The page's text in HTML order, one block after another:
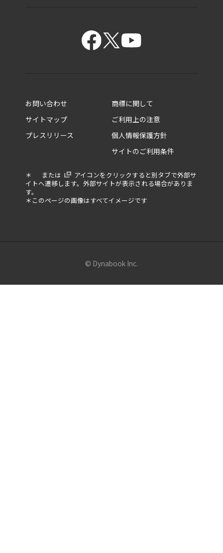
13.3型 X9・X7
13.3型 G9・G8・G7・G6
13.3型 GS5
13.3型 V8・V6
5in1／2in1ビジネスPC
デスクトップPC
モバイルエッジ
ソリューション一覧
LCMソリューション
お問い合わせ
サイトマップ
プレスリリース
商標に関して
ご利用上の注意
個人情報保護方針
サイトのご利用条件
＊ または
アイコンをクリックすると別タブで外部サ
イトへ遷移します。外部サイトが表示される場合がありま
す。
＊このページの画像はすべてイメージです
© Dynabook Inc.